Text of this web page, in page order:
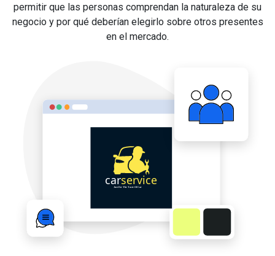
permitir que las personas comprendan la naturaleza de su
negocio y por qué deberían elegirlo sobre otros presentes
en el mercado.